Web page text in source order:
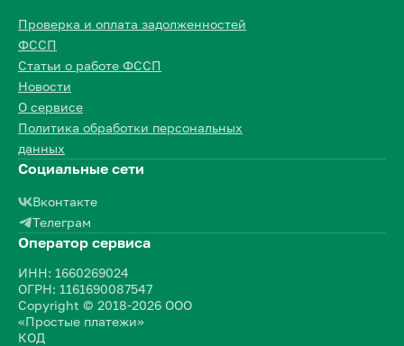
Проверка и оплата задолженностей
ФССП
Статьи о работе ФССП
Новости
О сервисе
Политика обработки персональных
данных
Социальные сети
Вконтакте
Телеграм
Оператор сервиса
ИНН: 1660269024
ОГРН: 1161690087547
Copyright © 2018-2026 ООО
«Простые платежи»
КОД